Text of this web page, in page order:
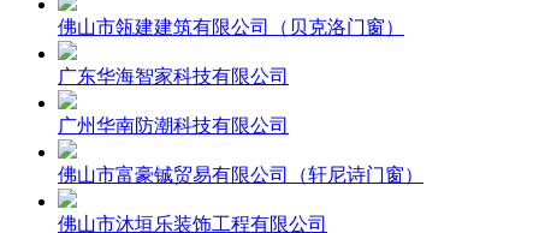
佛山市瓴建建筑有限公司（贝克洛门窗）
广东华海智家科技有限公司
广州华南防潮科技有限公司
佛山市富豪铖贸易有限公司（轩尼诗门窗）
佛山市沐垣乐装饰工程有限公司